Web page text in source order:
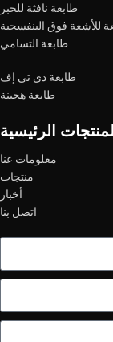
طابعة نافثة للحبر
للأشعة فوق البنفسجية
طابعة التسامي
طابعة دي تي إف
طابعة هجينة
الرئيسية
معلومات عنا
منتجات
أخبار
اتصل بنا